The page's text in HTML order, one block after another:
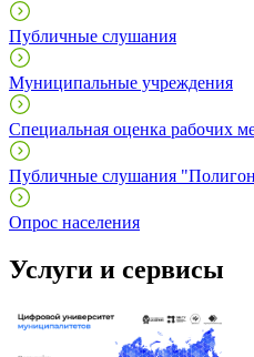
Публичные слушания
Муниципальные учреждения
Специальная оценка рабочих
Публичные слушания
Опрос населения
Услуги и сервисы